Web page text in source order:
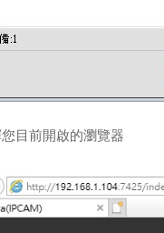
目前開啟的瀏覽器